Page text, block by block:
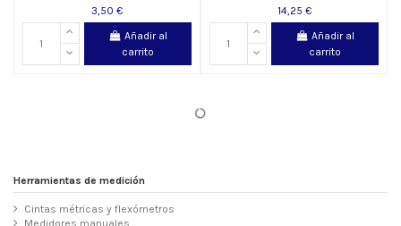
3,50 €
Añadir al
carrito
14,25 €
Añadir al
carrito
Herramientas de medición
Cintas métricas y flexómetros
Medidores manuales